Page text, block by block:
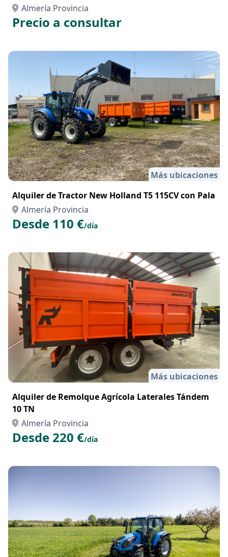
Almería Provincia
Precio a consultar
Más ubicaciones
Alquiler de Tractor New Holland T5 115CV con Pala
Almería Provincia
Desde 110 €/día
Más ubicaciones
Alquiler de Remolque Agrícola Laterales Tándem
10 TN
Almería Provincia
Desde 220 €/día